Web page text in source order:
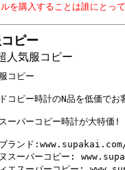
ピー
人気服コピー
コピー
コピー時計のN品を低価で
ーパーコピー時計が大特価!
ブランド
ヌスーパーコピー: